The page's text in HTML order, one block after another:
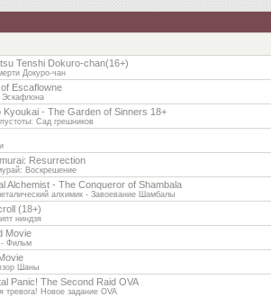
Tenshi Dokuro-chan(16+)
Докуро-чан
Escaflowne
Эскафлона
Kyoukai - The Garden of Sinners 18+
Сад грешников
Resurrection
Воскрешение
Alchemist - The Conqueror of Shambala
алхимик - Завоевание Шамбалы
(18+)
ниндзя
Movie
- Фильм
Шаны
Panic! The Second Raid OVA
тревога! Новое задание OVA